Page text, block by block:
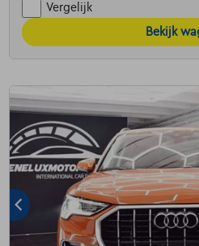
Vergelijk
Bekijk